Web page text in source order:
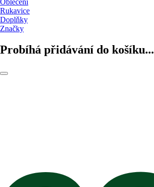
Oblečení
Rukavice
Doplňky
Značky
Probíhá přidávání do košíku...